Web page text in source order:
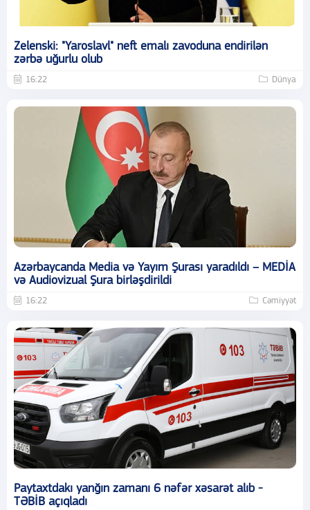
Zelenski: "Yaroslavl" neft emalı zavoduna endirilən
zərbə uğurlu olub
16:22 Dünya
Azərbaycanda Media və Yayım Şurası yaradıldı – MEDİA
və Audiovizual Şura birləşdirildi
16:22 Cəmiyyət
Paytaxtdakı yanğın zamanı 6 nəfər xəsarət alıb -
TƏBİB açıqladı